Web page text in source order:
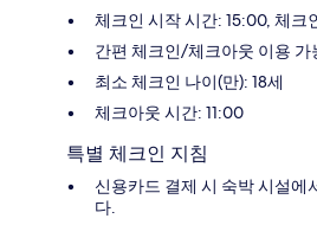
체크인 시작 시간: 15:00, 체크
간편 체크인/체크아웃 이용 가
최소 체크인 나이(만): 18세
체크아웃 시간: 11:00
특별 체크인 지침
신용카드 결제 시 숙박 시설에
다.